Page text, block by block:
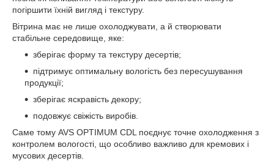
погіршити їхній вигляд і текстуру.
Вітрина має не лише охолоджувати, а й створювати
стабільне середовище, яке:
зберігає форму та текстуру десертів;
підтримує оптимальну вологість без пересушування
продукції;
зберігає яскравість декору;
подовжує свіжість виробів.
Саме тому AVS OPTIMUM CDL поєднує точне охолодження з
контролем вологості, що особливо важливо для кремових і
мусових десертів.